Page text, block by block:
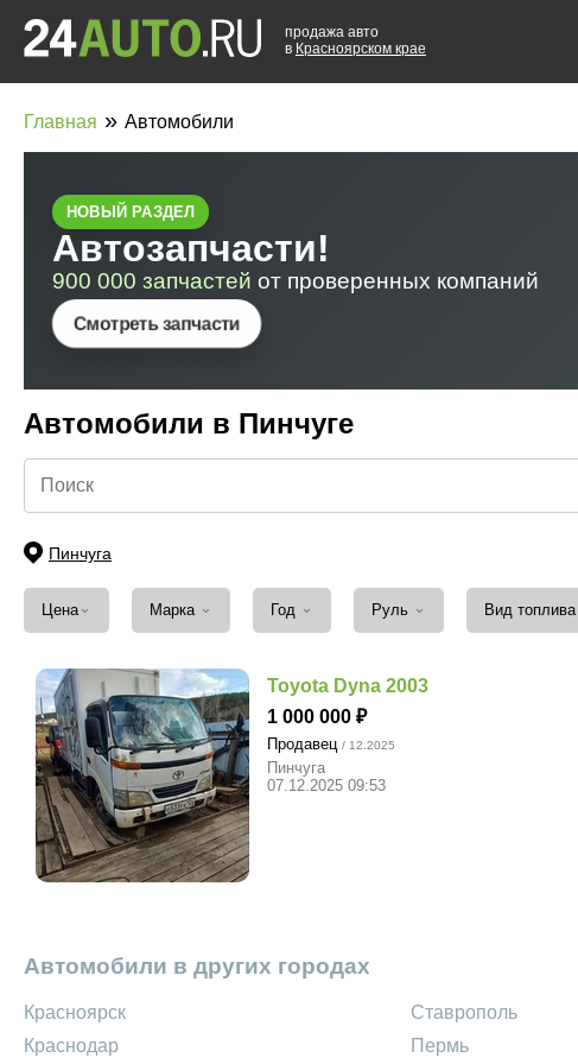
продажа авто
в Красноярском крае
Главная » Автомобили
Автомобили в Пинчуге
Пинчуга
Цена ⌄ Марка ⌄ Год ⌄ Руль ⌄ Вид топлива
Toyota Dyna 2003
1 000 000
Продавец / 12.2025
Пинчуга
07.12.2025 09:53
Автомобили в других городах
Красноярск
Краснодар
Ставрополь
Пермь